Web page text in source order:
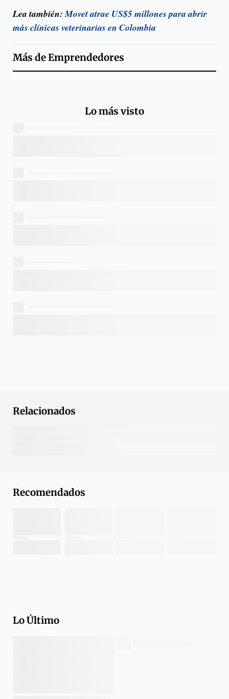
Lea también:Movet atrae US$5 millones para abrir
más clínicas veterinarias en Colombia
Más deEmprendedores
Lo más visto
Relacionados
Recomendados
Lo Último